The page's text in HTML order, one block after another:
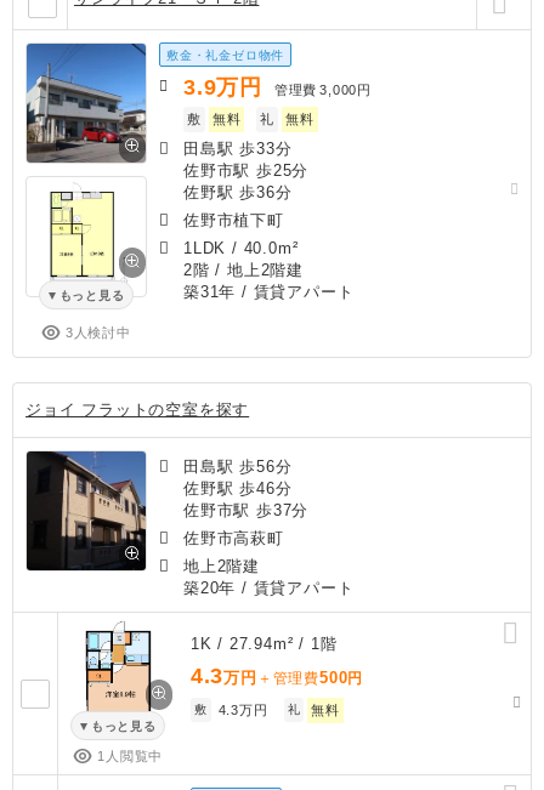
もっと見る
3人検討中
敷金・礼金ゼロ物件
3.9万円 管理費 3,000円
敷
無料 礼 無料
田島駅 歩33分
佐野市駅 歩25分
佐野駅 歩36分
佐野市植下町
1LDK / 40.0m²
2階 / 地上2階建
築31年 / 賃貸アパート
ジョイ フラットの空室を探す
田島駅 歩56分
佐野駅 歩46分
佐野市駅 歩37分
佐野市高萩町
地上2階建
築20年 / 賃貸アパート
もっと見る
1人閲覧中
1K / 27.94m² / 1階
4.3万円 ＋管理費500円
敷 4.3万円 礼 無料